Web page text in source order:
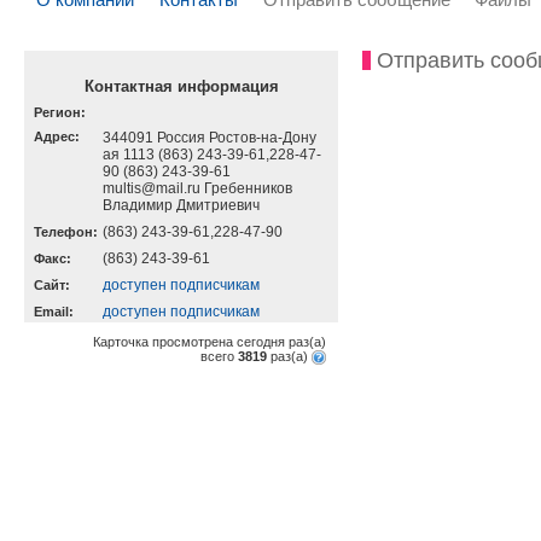
Контактная информация
Регион:
Адрес:
344091 Россия Ростов-на-Дону
ая 1113 (863) 243-39-61,228-47-
90 (863) 243-39-61
multis@mail.ru Гребенников
Владимир Дмитриевич
Телефон: (863) 243-39-61,228-47-90
Факс: (863) 243-39-61
Cайт: доступен подписчикам
Email: доступен подписчикам
Карточка просмотрена сегодня раз(a)
всего 3819 раз(a)
Отправить